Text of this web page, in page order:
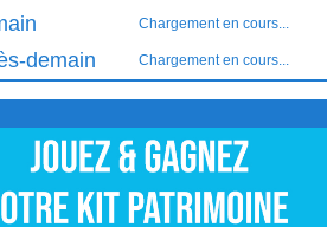
Chargement en cours...
demain Chargement en cours...